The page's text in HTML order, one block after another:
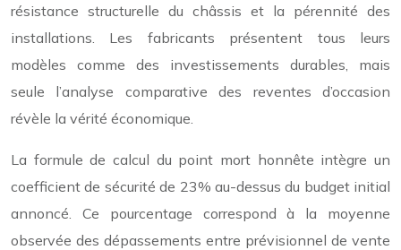
résistance structurelle du châssis et la pérennité des
installations. Les fabricants présentent tous leurs
modèles comme des investissements durables, mais
seule l’analyse comparative des reventes d’occasion
révèle la vérité économique.
La formule de calcul du point mort honnête intègre un
coefficient de sécurité de 23% au-dessus du budget initial
annoncé. Ce pourcentage correspond à la moyenne
observée des dépassements entre prévisionnel de vente